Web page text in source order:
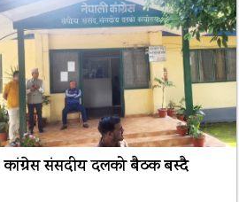
कांग्रेस संसदीय दलको बैठक बस्दै